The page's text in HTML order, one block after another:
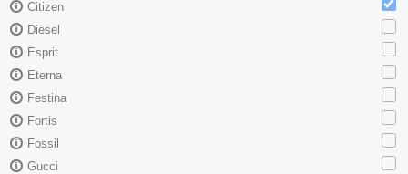
Citizen
Diesel
Esprit
Eterna
Festina
Fortis
Fossil
Gucci